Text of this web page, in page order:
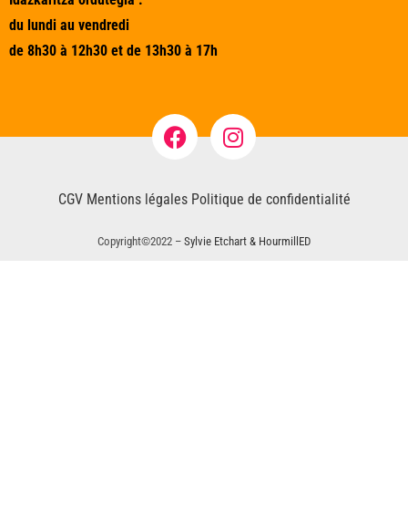
du lundi au vendredi
de 8h30 à 12h30 et de 13h30 à 17h
CGV Mentions légales Politique de confidentialité
Copyright©2022 – Sylvie Etchart & HourmillED